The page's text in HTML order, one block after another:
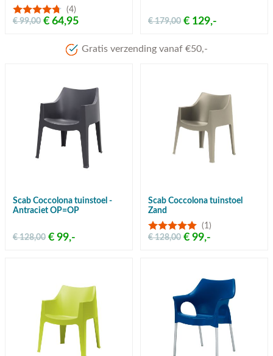
(4)
€ 64,95
€ 99,00 € 129,-
€ 179,00
Gratis verzending vanaf €50,-
Scab Coccolona tuinstoel -
Antraciet OP=OP
€ 99,-
€ 128,00
Scab Coccolona tuinstoel
Zand
(1)
€ 99,-
€ 128,00